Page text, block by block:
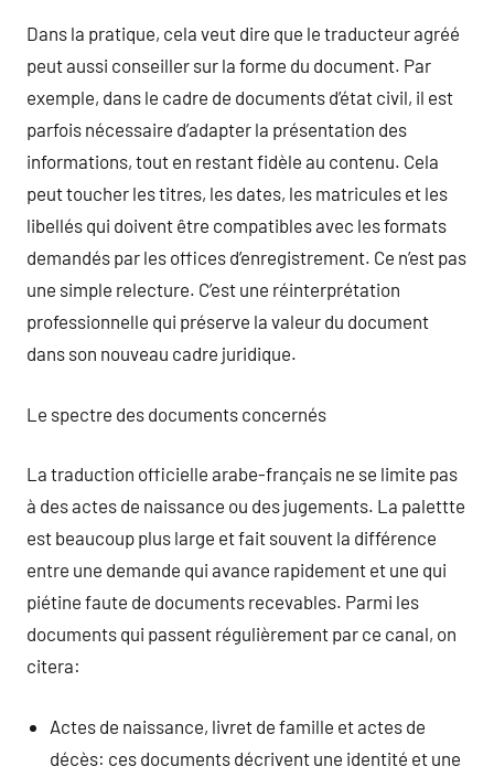
Dans la pratique, cela veut dire que le traducteur agréé
peut aussi conseiller sur la forme du document. Par
exemple, dans le cadre de documents d’état civil, il est
parfois nécessaire d’adapter la présentation des
informations, tout en restant fidèle au contenu. Cela
peut toucher les titres, les dates, les matricules et les
libellés qui doivent être compatibles avec les formats
demandés par les offices d’enregistrement. Ce n’est pas
une simple relecture. C’est une réinterprétation
professionnelle qui préserve la valeur du document
dans son nouveau cadre juridique.
Le spectre des documents concernés
La traduction officielle arabe-français ne se limite pas
à des actes de naissance ou des jugements. La palettte
est beaucoup plus large et fait souvent la différence
entre une demande qui avance rapidement et une qui
piétine faute de documents recevables. Parmi les
documents qui passent régulièrement par ce canal, on
citera:
Actes de naissance, livret de famille et actes de
décès: ces documents décrivent une identité et une